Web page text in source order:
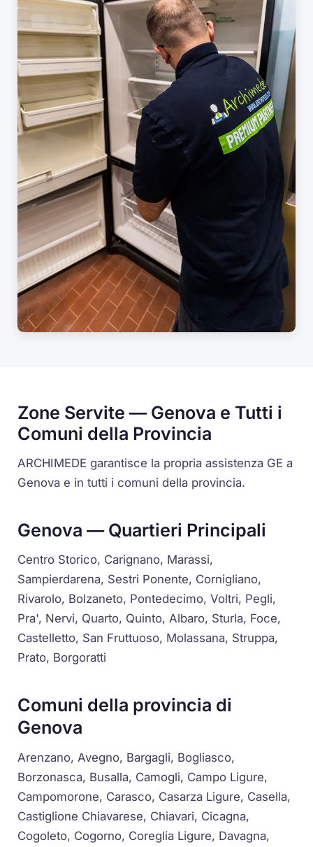
Zone Servite — Genova e Tutti i
Comuni della Provincia
ARCHIMEDE garantisce la propria assistenza GE a
Genova e in tutti i comuni della provincia.
Genova — Quartieri Principali
Centro Storico, Carignano, Marassi,
Sampierdarena, Sestri Ponente, Cornigliano,
Rivarolo, Bolzaneto, Pontedecimo, Voltri, Pegli,
Pra', Nervi, Quarto, Quinto, Albaro, Sturla, Foce,
Castelletto, San Fruttuoso, Molassana, Struppa,
Prato, Borgoratti
Comuni della provincia di
Genova
Arenzano, Avegno, Bargagli, Bogliasco,
Borzonasca, Busalla, Camogli, Campo Ligure,
Campomorone, Carasco, Casarza Ligure, Casella,
Castiglione Chiavarese, Chiavari, Cicagna,
Cogoleto, Cogorno, Coreglia Ligure, Davagna,